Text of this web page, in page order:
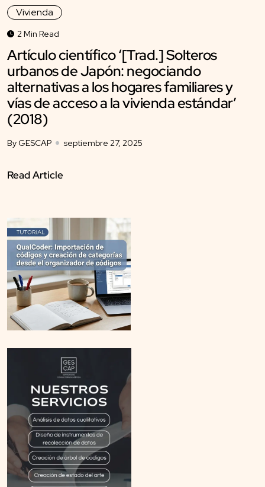
Vivienda
2 Min Read
Artículo científico ‘[Trad.] Solteros
urbanos de Japón: negociando
alternativas a los hogares familiares y
vías de acceso a la vivienda estándar’
(2018)
By GESCAP septiembre 27, 2025
Read Article